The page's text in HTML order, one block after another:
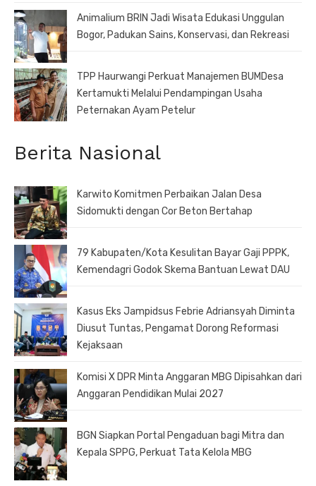
Animalium BRIN Jadi Wisata Edukasi Unggulan
Bogor, Padukan Sains, Konservasi, dan Rekreasi
TPP Haurwangi Perkuat Manajemen BUMDesa
Kertamukti Melalui Pendampingan Usaha
Peternakan Ayam Petelur
Berita Nasional
Karwito Komitmen Perbaikan Jalan Desa
Sidomukti dengan Cor Beton Bertahap
79 Kabupaten/Kota Kesulitan Bayar Gaji PPPK,
Kemendagri Godok Skema Bantuan Lewat DAU
Kasus Eks Jampidsus Febrie Adriansyah Diminta
Diusut Tuntas, Pengamat Dorong Reformasi
Kejaksaan
Komisi X DPR Minta Anggaran MBG Dipisahkan dari
Anggaran Pendidikan Mulai 2027
BGN Siapkan Portal Pengaduan bagi Mitra dan
Kepala SPPG, Perkuat Tata Kelola MBG